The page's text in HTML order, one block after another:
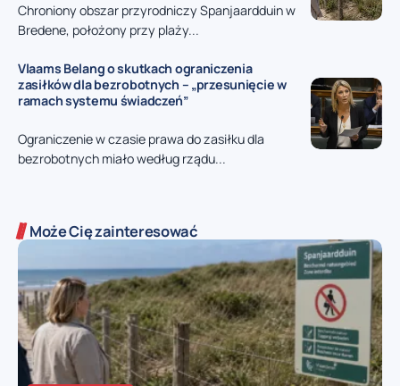
Chroniony obszar przyrodniczy Spanjaardduin w
Bredene, położony przy plaży...
Vlaams Belang o skutkach ograniczenia
zasiłków dla bezrobotnych – „przesunięcie w
ramach systemu świadczeń”
Ograniczenie w czasie prawa do zasiłku dla
bezrobotnych miało według rządu...
Może Cię zainteresować